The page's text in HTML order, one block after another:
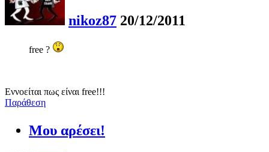
nikoz87 20/12/2011
free ?
Εννοείται πως είναι free!!!
Παράθεση
Μου αρέσει!